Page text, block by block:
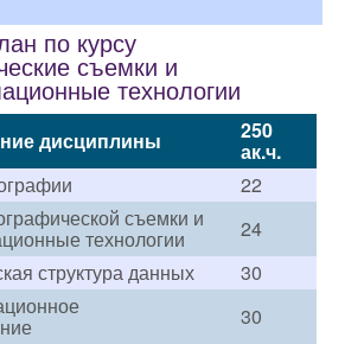
по курсу
съемки и
технологии
дисциплины 250
ак.ч.
22
съемки и
технологии
24
структура данных
30
30